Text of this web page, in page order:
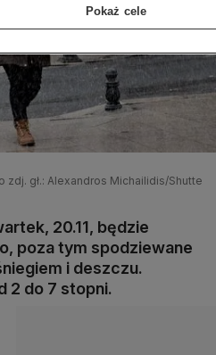
zdj. gł.: Alexandros Michailidis/
20.11, będzie
poza tym spodziewane
i deszczu.
2 do 7 stopni.
Pokaż cele